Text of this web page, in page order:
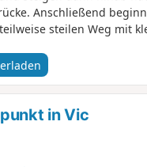
Anschließend
steilen Weg mit
Rückweg zum Parkplatz
entdecken.
in Vic